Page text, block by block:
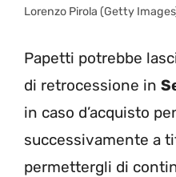
Lorenzo Pirola (Getty
Papetti potrebbe
di retrocessione in
in caso d’acquisto
successivamente a
permettergli di